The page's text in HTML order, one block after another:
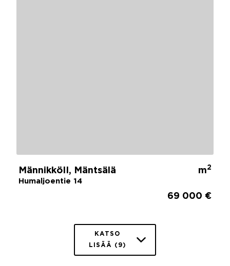
MännikköII, Mäntsälä
Humaljoentie 14
m2
69 000 €
KATSO
LISÄÄ (9)